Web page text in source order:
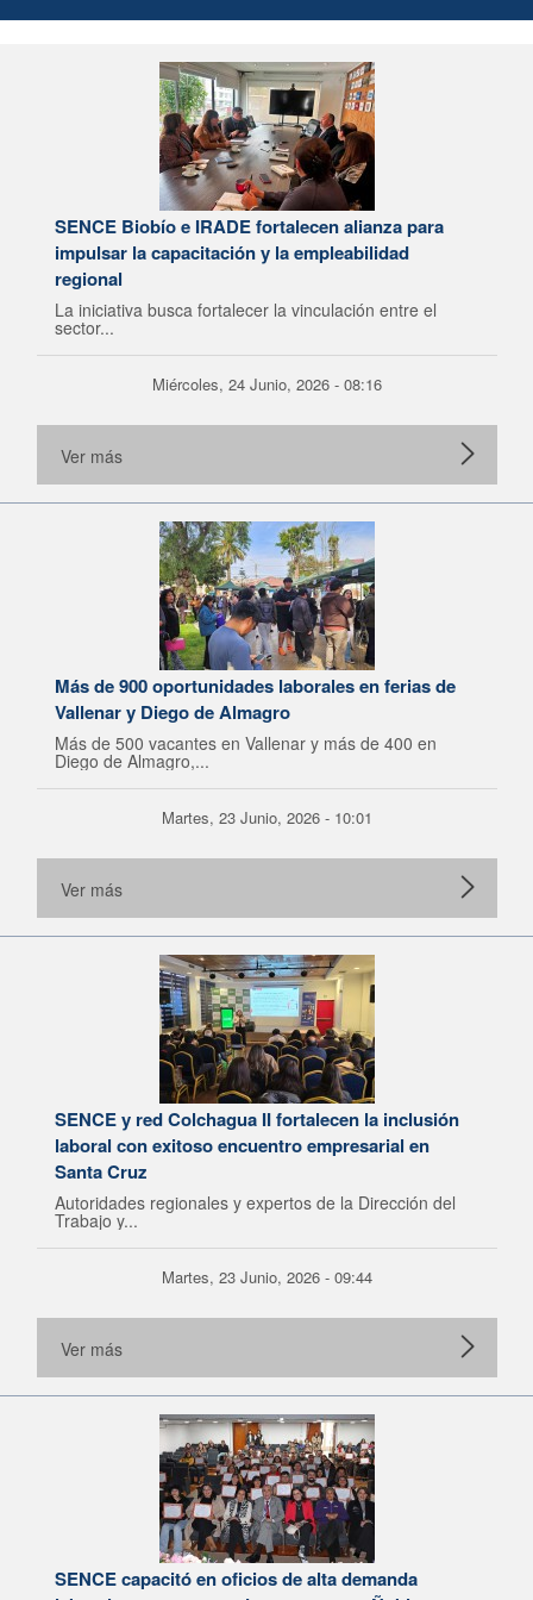
SENCE Biobío e IRADE fortalecen alianza para
impulsar la capacitación y la empleabilidad
regional
La iniciativa busca fortalecer la vinculación entre el
sector...
Miércoles, 24 Junio, 2026 - 08:16
Ver más
Más de 900 oportunidades laborales en ferias de
Vallenar y Diego de Almagro
Más de 500 vacantes en Vallenar y más de 400 en
Diego de Almagro,...
Martes, 23 Junio, 2026 - 10:01
Ver más
SENCE y red Colchagua II fortalecen la inclusión
laboral con exitoso encuentro empresarial en
Santa Cruz
Autoridades regionales y expertos de la Dirección del
Trabajo y...
Martes, 23 Junio, 2026 - 09:44
Ver más
SENCE capacitó en oficios de alta demanda